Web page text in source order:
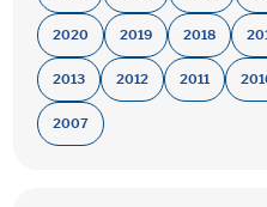
2020 2019 2018
2013 2012 2011
2007